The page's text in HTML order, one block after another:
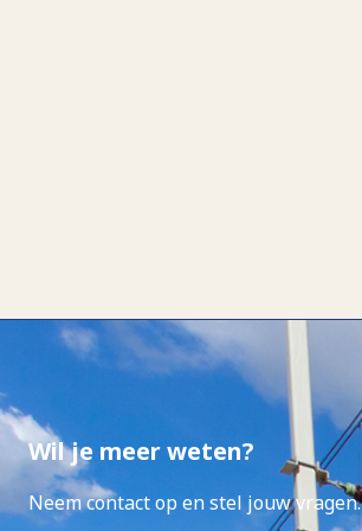
Wil je meer weten?
Neem contact op en stel jouw vragen.